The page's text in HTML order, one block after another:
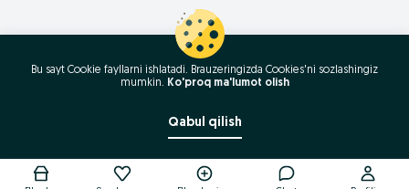
Qo'ng'iroq / SMS
Bu sayt Cookie fayllarni ishlatadi. Brauzeringizda Cookies'ni sozlashingiz
mumkin. Ko'proq ma'lumot olish
Qabul qilish